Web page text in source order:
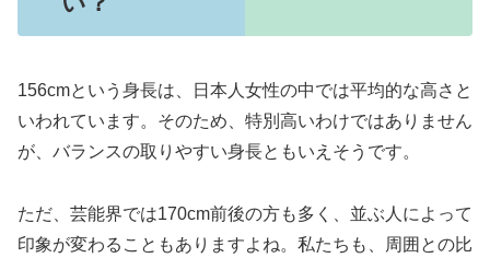
156cmという身長は、日本人女性の中では平均的な高さと
いわれています。そのため、特別高いわけではありません
が、バランスの取りやすい身長ともいえそうです。
ただ、芸能界では170cm前後の方も多く、並ぶ人によって
印象が変わることもありますよね。私たちも、周囲との比